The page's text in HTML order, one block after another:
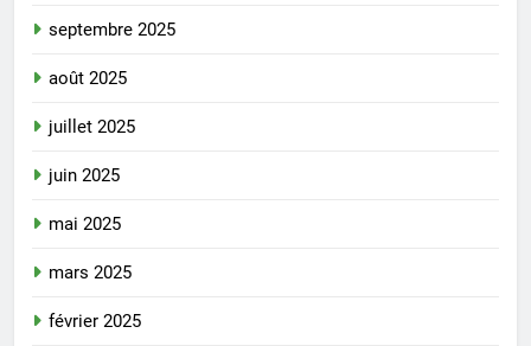
septembre 2025
août 2025
juillet 2025
juin 2025
mai 2025
mars 2025
février 2025